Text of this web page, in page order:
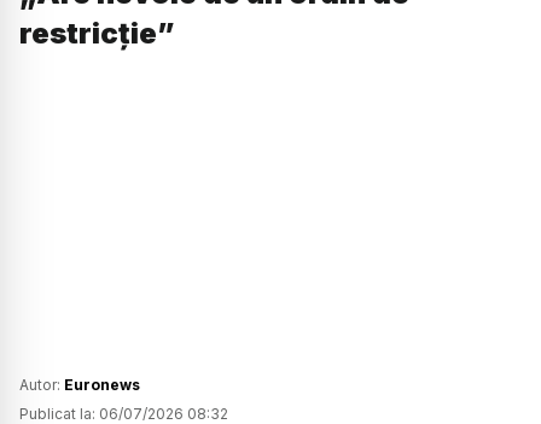
restricție”
Autor: Euronews
Publicat la: 06/07/2026 08:32